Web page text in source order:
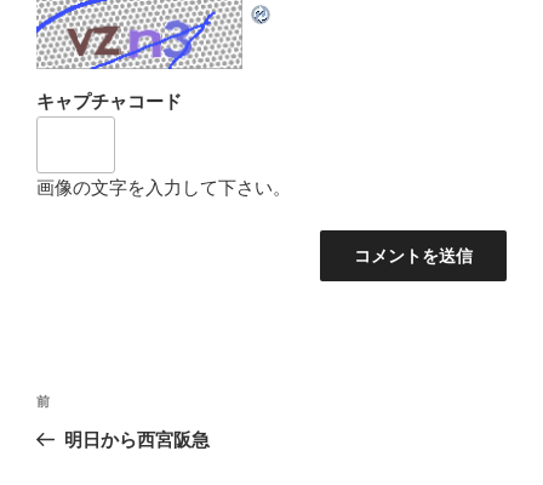
キャプチャコード
画像の文字を入力して下さい。
投
過
去
前
明日から西宮阪急